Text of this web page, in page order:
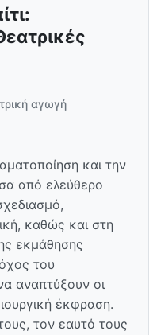
αγωγή
και την
από ελεύθερο
καθώς και στη
εκμάθησης
του
αναπτύξουν οι
έκφραση.
τον εαυτό τους